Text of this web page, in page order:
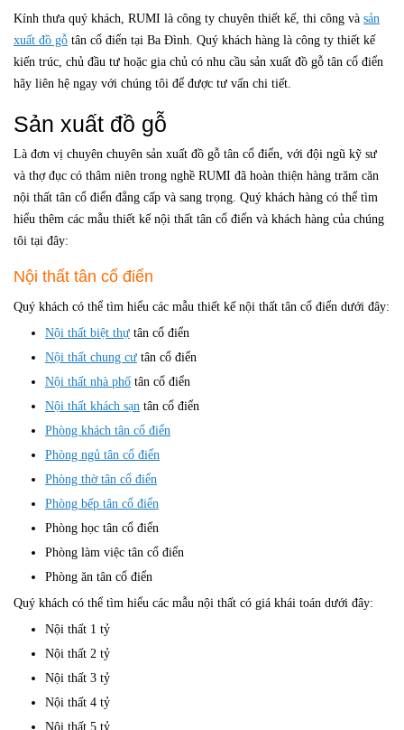
Kính thưa quý khách, RUMI là công ty chuyên thiết kế, thi công và sản
xuất đồ gỗ tân cổ điển tại Ba Đình. Quý khách hàng là công ty thiết kế
kiến trúc, chủ đầu tư hoặc gia chủ có nhu cầu sản xuất đồ gỗ tân cổ điển
hãy liên hệ ngay với chúng tôi để được tư vấn chi tiết.
Sản xuất đồ gỗ
Là đơn vị chuyên chuyên sản xuất đồ gỗ tân cổ điển, với đội ngũ kỹ sư
và thợ đục có thâm niên trong nghề RUMI đã hoàn thiện hàng trăm căn
nội thất tân cổ điển đẳng cấp và sang trọng. Quý khách hàng có thể tìm
hiểu thêm các mẫu thiết kế nội thất tân cổ điển và khách hàng của chúng
tôi tại đây:
Nội thất tân cổ điển
Quý khách có thể tìm hiểu các mẫu thiết kế nội thất tân cổ điển dưới đây:
Nội thất biệt thự tân cổ điển
Nội thất chung cư tân cổ điển
Nội thất nhà phố tân cổ điển
Nội thất khách sạn tân cổ điển
Phòng khách tân cổ điển
Phòng ngủ tân cổ điển
Phòng thờ tân cổ điển
Phòng bếp tân cổ điển
Phòng học tân cổ điển
Phòng làm việc tân cổ điển
Phòng ăn tân cổ điển
Quý khách có thể tìm hiểu các mẫu nội thất có giá khái toán dưới đây:
Nội thất 1 tỷ
Nội thất 2 tỷ
Nội thất 3 tỷ
Nội thất 4 tỷ
Nội thất 5 tỷ